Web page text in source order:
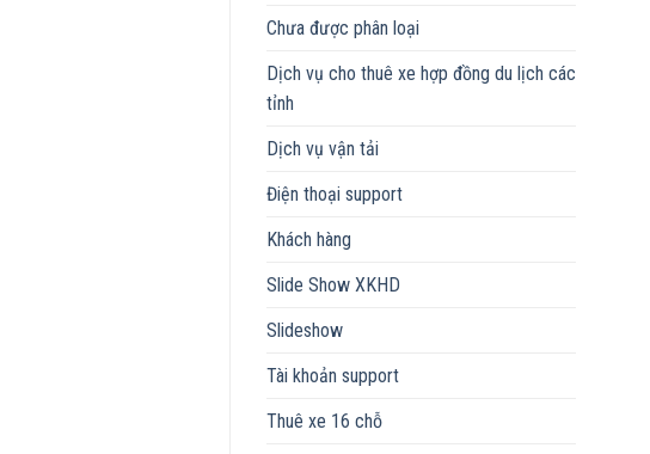
Chưa được phân loại
Dịch vụ cho thuê xe hợp đồng du lịch các
tỉnh
Dịch vụ vận tải
Điện thoại support
Khách hàng
Slide Show XKHD
Slideshow
Tài khoản support
Thuê xe 16 chỗ